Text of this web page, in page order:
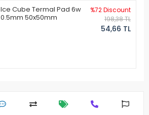
Ice Cube Termal Pad 6w
0.5mm 50x50mm
%72 Discount
198,38 TL
54,66 TL